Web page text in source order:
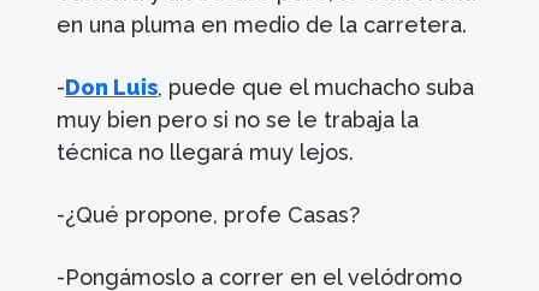
en una pluma en medio de la carretera.
-Don Luis, puede que el muchacho suba
muy bien pero si no se le trabaja la
técnica no llegará muy lejos.
-¿Qué propone, profe Casas?
-Pongámoslo a correr en el velódromo